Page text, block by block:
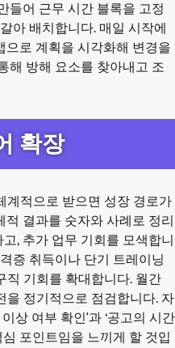
들어 근무 시간 블록을 고정
아 배치합니다. 매일 시작에
으로 계획을 시각화해 변경을
해 방해 요소를 찾아내고 조
확장
계적으로 받으면 성장 경로가
결과를 숫자와 사례로 정리
, 추가 업무 기회를 모색합니
증 취득이나 단기 트레이닝
직 기회를 확대합니다. 월간
을 정기적으로 점검합니다. 자
상 여부 확인’과 ‘공고의 시간
심 포인트임을 느끼게 할 것입